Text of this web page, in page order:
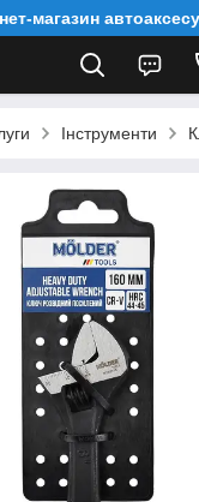
магазин
Інструменти